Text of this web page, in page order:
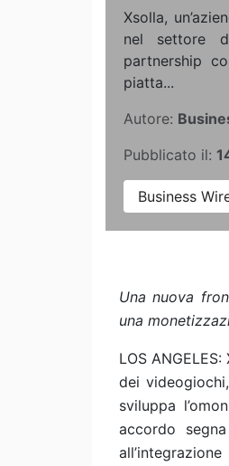
Xsolla,
nel settore
partnership
piatta...
Autore:
Pubblicato il:
Business
Una nuova
una
LOS
dei
sviluppa
accordo